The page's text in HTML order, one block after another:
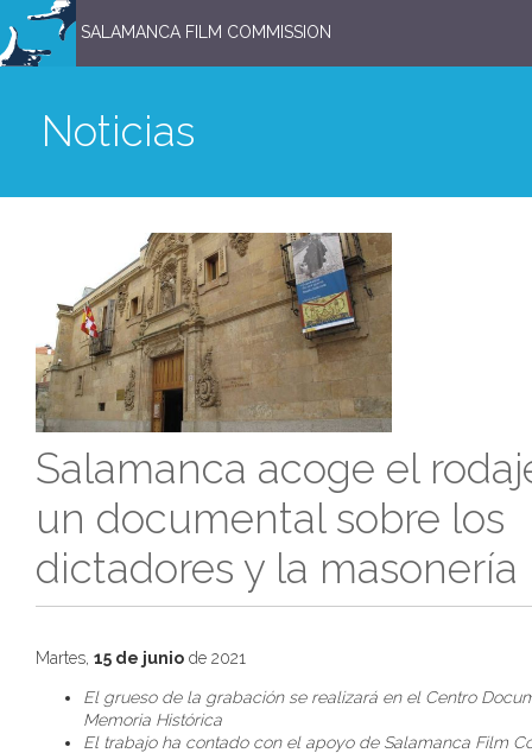
SALAMANCA FILM COMMISSION
Noticias
Salamanca acoge el
un documental sobre los
dictadores y la masonería
Martes, 15 de junio de 2021
El grueso de la grabación se realizará en el Centro
Memoria Histórica
El trabajo ha contado con el apoyo de Salamanca Film